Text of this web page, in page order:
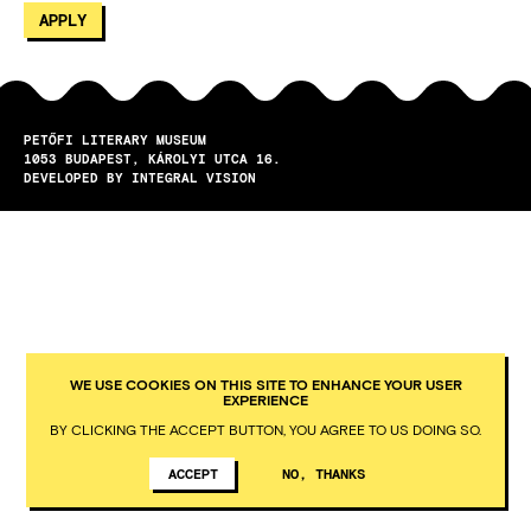
PETŐFI LITERARY MUSEUM
1053
BUDAPEST
KÁROLYI UTCA 16.
DEVELOPED BY INTEGRAL VISION
WE USE COOKIES ON THIS SITE TO ENHANCE YOUR USER
EXPERIENCE
BY CLICKING THE ACCEPT BUTTON, YOU AGREE TO US DOING SO.
ACCEPT NO, THANKS